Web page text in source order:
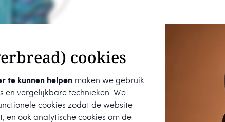
cookies
te kunnen helpen maken we gebruik
en vergelijkbare technieken. We
cookies zodat de website
en ook analytische cookies om de